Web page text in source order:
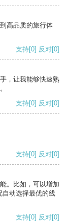
高品质的旅行体
支持[0] 反对[0]
，让我能够快速熟
支持[0] 反对[0]
支持[0] 反对[0]
。比如，可以增加
自动选择最优的线
支持[0] 反对[0]